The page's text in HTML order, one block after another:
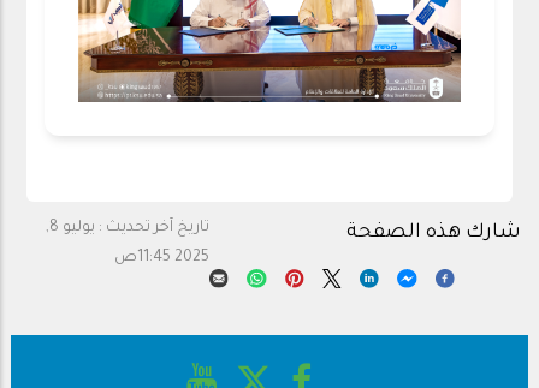
تاريخ آخر تحديث :
يوليو 8,
2025 11:45ص
شارك هذه الصفحة